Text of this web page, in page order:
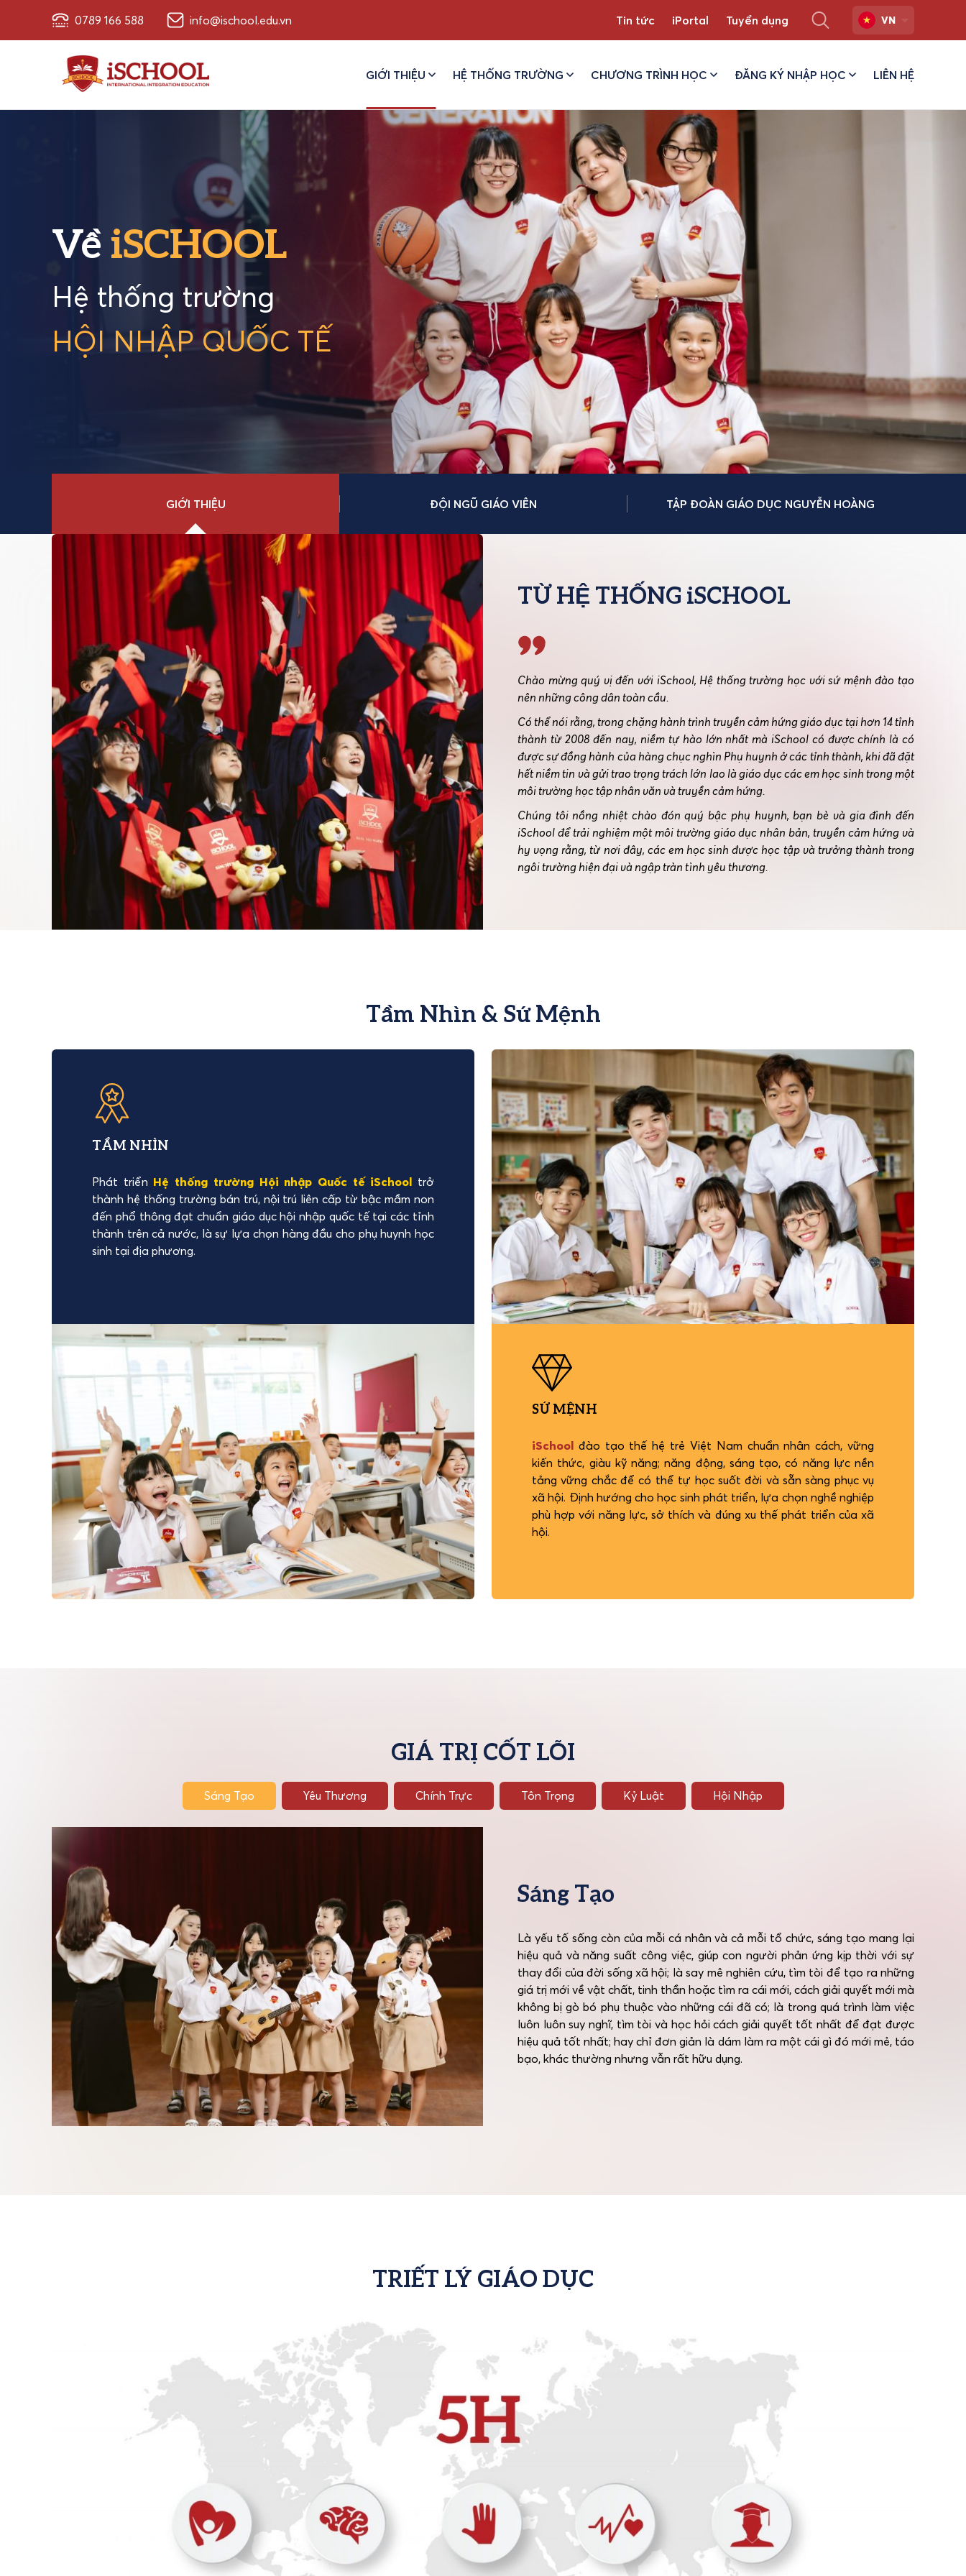
0789 166 588 info@ischool.edu.vn Tin tức iPortal Tuyển dụng VN
GIỚI THIỆU HỆ THỐNG TRƯỜNG CHƯƠNG TRÌNH HỌC ĐĂNG KÝ NHẬP HỌC LIÊN HỆ
VềiSCHOOL
Hệ thống trường
HỘI NHẬP QUỐC TẾ
GIỚI THIỆU ĐỘI NGŨ GIÁO VIÊN TẬP ĐOÀN GIÁO DỤC NGUYỄN HOÀNG
TỪ HỆ THỐNG iSCHOOL
Chào mừng quý vị đến với iSchool, Hệ thống trường học với sứ mệnh đào tạo
nên những công dân toàn cầu.
Có thể nói rằng, trong chặng hành trình truyền cảm hứng giáo dục tại hơn 14 tỉnh
thành từ 2008 đến nay, niềm tự hào lớn nhất mà iSchool có được chính là có
được sự đồng hành của hàng chục nghìn Phụ huynh ở các tỉnh thành, khi đã đặt
hết niềm tin và gửi trao trọng trách lớn lao là giáo dục các em học sinh trong một
môi trường học tập nhân văn và truyền cảm hứng.
Chúng tôi nồng nhiệt chào đón quý bậc phụ huynh, bạn bè và gia đình đến
iSchool để trải nghiệm một môi trường giáo dục nhân bản, truyền cảm hứng và
hy vọng rằng, từ nơi đây, các em học sinh được học tập và trưởng thành trong
ngôi trường hiện đại và ngập tràn tình yêu thương.
Tầm Nhìn & Sứ Mệnh
TẦM NHÌN
Phát triển Hệ thống trường Hội nhập Quốc tế iSchool trở
thành hệ thống trường bán trú, nội trú liên cấp từ bậc mầm non
đến phổ thông đạt chuẩn giáo dục hội nhập quốc tế tại các tỉnh
thành trên cả nước, là sự lựa chọn hàng đầu cho phụ huynh học
sinh tại địa phương.
SỨ MỆNH
iSchool đào tạo thế hệ trẻ Việt Nam chuẩn nhân cách, vững
kiến thức, giàu kỹ năng; năng động, sáng tạo, có năng lực nền
tảng vững chắc để có thể tự học suốt đời và sẵn sàng phục vụ
xã hội. Định hướng cho học sinh phát triển, lựa chọn nghề nghiệp
phù hợp với năng lực, sở thích và đúng xu thế phát triển của xã
hội.
GIÁ TRỊ CỐT LÕI
Sáng Tạo Yêu Thương Chính Trực Tôn Trọng Kỷ Luật Hội Nhập
Sáng Tạo
Là yếu tố sống còn của mỗi cá nhân và cả mỗi tổ chức, sáng tạo mang lại
hiệu quả và năng suất công việc, giúp con người phản ứng kịp thời với sự
thay đổi của đời sống xã hội; là say mê nghiên cứu, tìm tòi để tạo ra những
giá trị mới về vật chất, tinh thần hoặc tìm ra cái mới, cách giải quyết mới mà
không bị gò bó phụ thuộc vào những cái đã có; là trong quá trình làm việc
luôn luôn suy nghĩ, tìm tòi và học hỏi cách giải quyết tốt nhất để đạt được
hiệu quả tốt nhất; hay chỉ đơn giản là dám làm ra một cái gì đó mới mẻ, táo
bạo, khác thường nhưng vẫn rất hữu dụng.
TRIẾT LÝ GIÁO DỤC